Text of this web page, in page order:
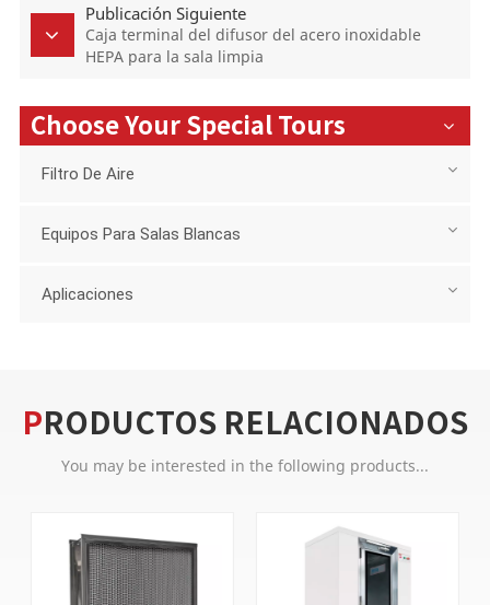
Publicación Siguiente
Caja terminal del difusor del acero inoxidable
HEPA para la sala limpia
Choose Your Special Tours
Filtro De Aire
Equipos Para Salas Blancas
Aplicaciones
PRODUCTOS RELACIONADOS
You may be interested in the following products...